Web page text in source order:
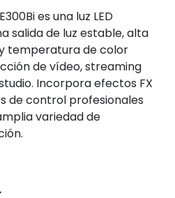
es una luz LED
salida de luz estable, alta
temperatura de color
de vídeo, streaming
Incorpora efectos FX
de control profesionales
variedad de